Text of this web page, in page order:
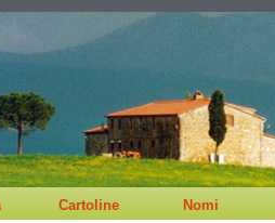
Cartoline Nomi